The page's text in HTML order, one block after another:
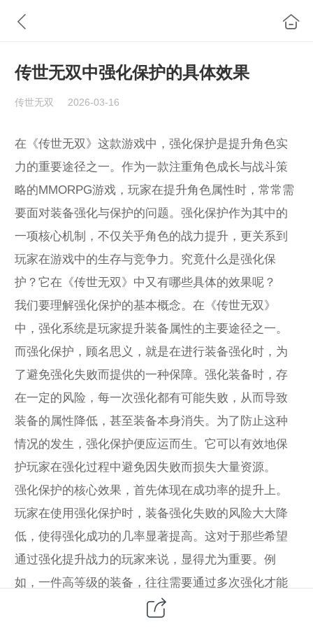
传世无双中强化保护的具体效果
传世无双 2026-03-16
在《传世无双》这款游戏中，强化保护是提升角色实
力的重要途径之一。作为一款注重角色成长与战斗策
略的MMORPG游戏，玩家在提升角色属性时，常常需
要面对装备强化与保护的问题。强化保护作为其中的
一项核心机制，不仅关乎角色的战力提升，更关系到
玩家在游戏中的生存与竞争力。究竟什么是强化保
护？它在《传世无双》中又有哪些具体的效果呢？
我们要理解强化保护的基本概念。在《传世无双》
中，强化系统是玩家提升装备属性的主要途径之一。
而强化保护，顾名思义，就是在进行装备强化时，为
了避免强化失败而提供的一种保障。强化装备时，存
在一定的风险，每一次强化都有可能失败，从而导致
装备的属性降低，甚至装备本身消失。为了防止这种
情况的发生，强化保护便应运而生。它可以有效地保
护玩家在强化过程中避免因失败而损失大量资源。
强化保护的核心效果，首先体现在成功率的提升上。
玩家在使用强化保护时，装备强化失败的风险大大降
低，使得强化成功的几率显著提高。这对于那些希望
通过强化提升战力的玩家来说，显得尤为重要。例
如，一件高等级的装备，往往需要通过多次强化才能
达到最优的效果，而每一次强化都需要消耗大量的游